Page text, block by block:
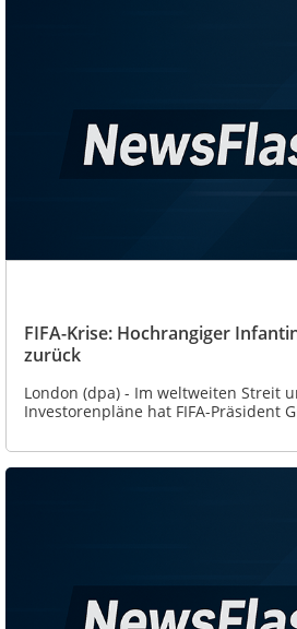
FIFA-Krise: Hochrangiger
zurück
London (dpa) - Im weltweiten Streit
Investorenpläne hat FIFA-Präsident